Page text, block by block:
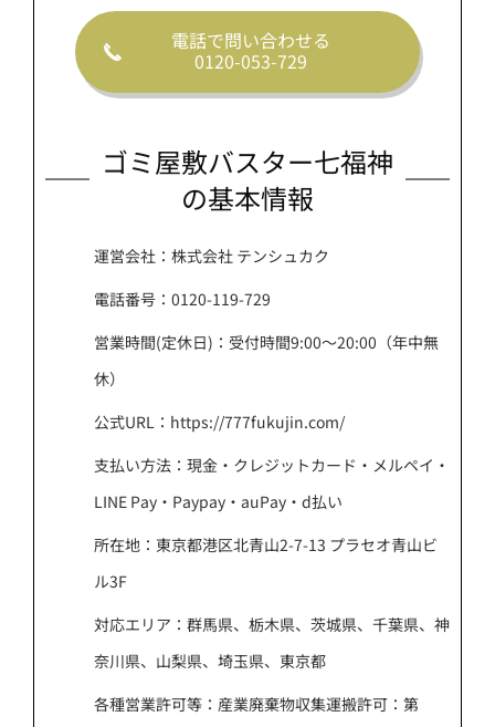
電話で問い合わせる
0120-053-729
ゴミ屋敷バスター七福神
の基本情報
運営会社：株式会社 テンシュカク
電話番号：0120-119-729
営業時間(定休日)：受付時間9:00～20:00（年中無
休）
公式URL：https://777fukujin.com/
支払い方法：現金・クレジットカード・メルペイ・
LINE Pay・Paypay・auPay・d払い
所在地：東京都港区北青山2-7-13 プラセオ青山ビ
ル3F
対応エリア：群馬県、栃木県、茨城県、千葉県、神
奈川県、山梨県、埼玉県、東京都
各種営業許可等：産業廃棄物収集運搬許可：第